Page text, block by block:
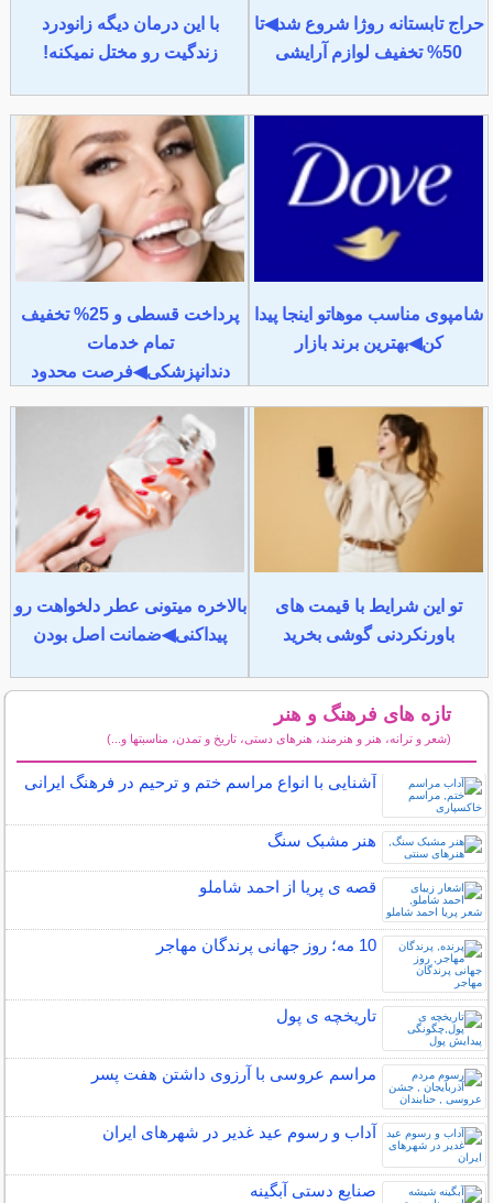
حراج تابستانه روژا شروع شد◀تا
50% تخفیف لوازم آرایشی
با این درمان دیگه زانودرد
زندگیت رو مختل نمیکنه!
شامپوی مناسب موهاتو اینجا پیدا
کن◀بهترین برند بازار
پرداخت قسطی و 25% تخفیف
تمام خدمات
دندانپزشکی◀فرصت محدود
تو این شرایط با قیمت های
باورنکردنی گوشی بخرید
بالاخره میتونی عطر دلخواهت رو
پیداکنی◀ضمانت اصل بودن
تازه های فرهنگ و هنر
(شعر و ترانه، هنر و هنرمند، هنرهای دستی، تاریخ و تمدن، مناسبتها و...)
آشنایی با انواع مراسم ختم و ترحیم در فرهنگ ایرانی
هنر مشبک سنگ
قصه ی پریا از احمد شاملو
10 مه؛ روز جهانی پرندگان مهاجر
تاریخچه ی پول
مراسم عروسی با آرزوی داشتن هفت پسر
آداب و رسوم عید غدیر در شهرهای ایران
صنایع دستی آبگینه